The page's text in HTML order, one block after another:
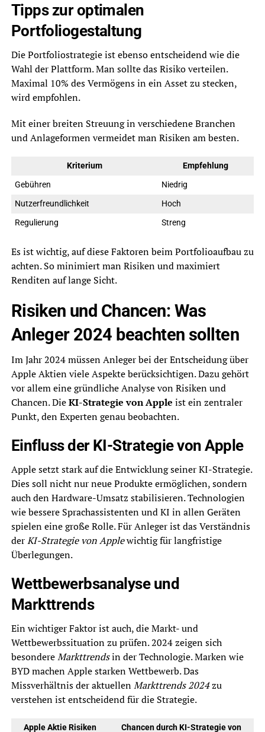
Tipps zur optimalen
Portfoliogestaltung
Die Portfoliostrategie ist ebenso entscheidend wie die
Wahl der Plattform. Man sollte das Risiko verteilen.
Maximal 10% des Vermögens in ein Asset zu stecken,
wird empfohlen.
Mit einer breiten Streuung in verschiedene Branchen
und Anlageformen vermeidet man Risiken am besten.
Kriterium
Empfehlung
Gebühren
Niedrig
Nutzerfreundlichkeit
Hoch
Regulierung
Streng
Es ist wichtig, auf diese Faktoren beim Portfolioaufbau zu
achten. So minimiert man Risiken und maximiert
Renditen auf lange Sicht.
Risiken und Chancen: Was
Anleger 2024 beachten sollten
Im Jahr 2024 müssen Anleger bei der Entscheidung über
Apple Aktien viele Aspekte berücksichtigen. Dazu gehört
vor allem eine gründliche Analyse von Risiken und
Chancen. DieKI-Strategie von Apple ist ein zentraler
Punkt, den Experten genau beobachten.
Einfluss der KI-Strategie von Apple
Apple setzt stark auf die Entwicklung seiner KI-Strategie.
Dies soll nicht nur neue Produkte ermöglichen, sondern
auch den Hardware-Umsatz stabilisieren. Technologien
wie bessere Sprachassistenten und KI in allen Geräten
spielen eine große Rolle. Für Anleger ist das Verständnis
derKI-Strategie von Applewichtig für langfristige
Überlegungen.
Wettbewerbsanalyse und
Markttrends
Ein wichtiger Faktor ist auch, die Markt- und
Wettbewerbssituation zu prüfen. 2024 zeigen sich
besondereMarkttrendsin der Technologie. Marken wie
BYD machen Apple starken Wettbewerb. Das
Missverhältnis der aktuellenMarkttrends 2024zu
verstehen ist entscheidend für die Strategie.
Apple Aktie Risiken Chancen durch KI-Strategie von